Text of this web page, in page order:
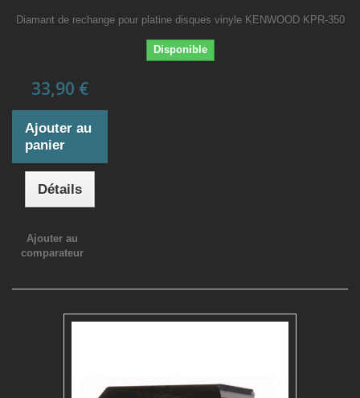
Diamant de rechange pour platine disques vinyle KENWOOD KPR-350
Disponible
33,90 €
Ajouter au
panier
Détails
Ajouter au
comparateur